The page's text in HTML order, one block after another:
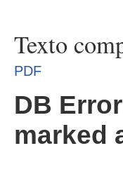
Texto
PDF
DB
marked